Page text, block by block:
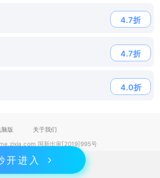
4.7折
4.7折
4.0折
开进入
脑版
关于我们
国新出审[2019]995号
号